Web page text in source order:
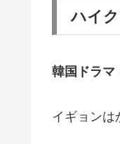
ハイ
韓国ドラマ
イギョンは